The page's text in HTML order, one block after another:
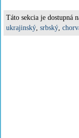
Táto sekcia je dostupná
ukrajinský, srbský,